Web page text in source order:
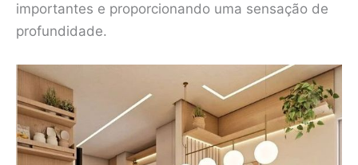
importantes e proporcionando uma sensação de
profundidade.